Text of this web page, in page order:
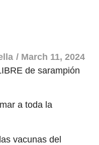
/ March 11, 2024
de sarampión
a toda la
vacunas del